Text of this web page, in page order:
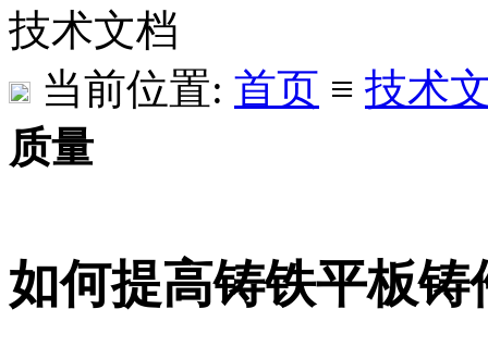
技术文档
当前位置: 首页 ≡ 技术
质量
如何提高铸铁平板铸